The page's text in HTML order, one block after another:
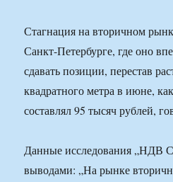
Стагнация на вторичном
Санкт-Петербурге, где оно
сдавать позиции, перестав
квадратного метра в июне,
составлял 95 тысяч рублей,
Данные исследования „НДВ
выводами: „На рынке